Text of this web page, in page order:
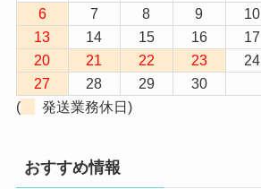
6
7 8 9 10
13
14 15 16 17
20
21 22 23 24
27
28 29
30
(
発送業務休日)
おすすめ情報